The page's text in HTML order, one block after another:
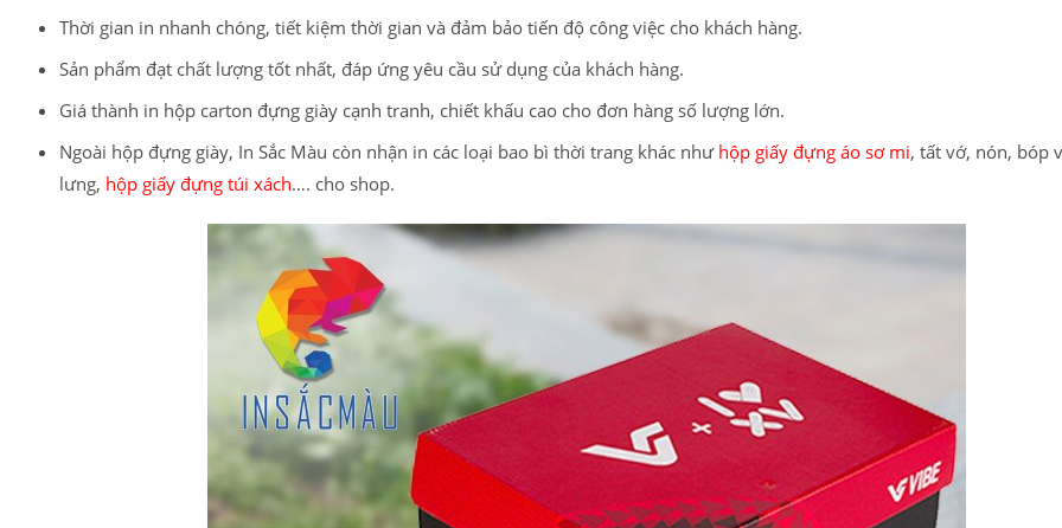
Thời gian in nhanh chóng, tiết kiệm thời gian và đảm bảo tiến độ công việc cho khách hàng.
Sản phẩm đạt chất lượng tốt nhất, đáp ứng yêu cầu sử dụng của khách hàng.
Giá thành in hộp carton đựng giày cạnh tranh, chiết khấu cao cho đơn hàng số lượng lớn.
Ngoài hộp đựng giày, In Sắc Màu còn nhận in các loại bao bì thời trang khác như hộp giấy đựng áo sơ mi, tất vớ, nón, bóp
lưng, hộp giấy đựng túi xách…. cho shop.